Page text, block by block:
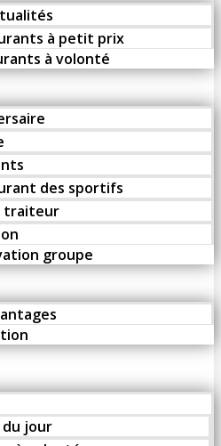
à petit prix
à volonté
des sportifs
traiteur
groupe
jour